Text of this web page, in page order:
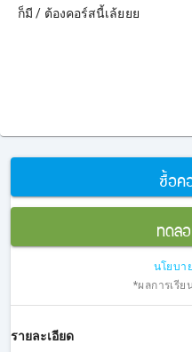
ก็มี / ต้องคอร์สนี้เล้ยยย
ซื้อค
ทดล
นโยบา
*ผลการเรี
รายละเอียด